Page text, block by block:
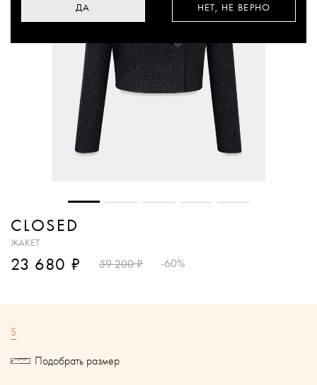
ДА НЕТ, НЕ ВЕРНО
CLOSED
ЖАКЕТ
23 680 ₽ 59 200₽ -60%
S
Подобрать размер